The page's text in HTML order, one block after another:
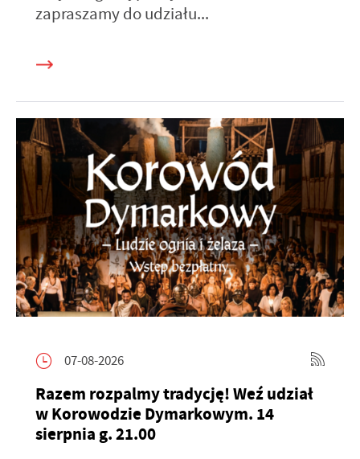
zapraszamy do udziału...
07-08-2026
Razem rozpalmy tradycję! Weź udział
w Korowodzie Dymarkowym. 14
sierpnia g. 21.00